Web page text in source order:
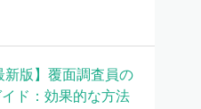
新版】覆面調査員の
ド：効果的な方法